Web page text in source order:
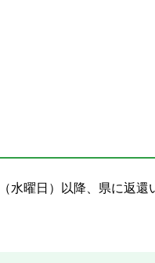
水曜日）以降、県に返